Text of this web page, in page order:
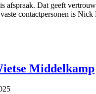
afspraak. Dat geeft
contactpersonen is
Middelkamp